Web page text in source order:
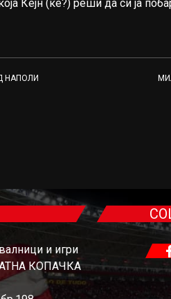
Кејн (ќе?) реши да си ја
НАПОЛИ
и игри
КОПАЧКА